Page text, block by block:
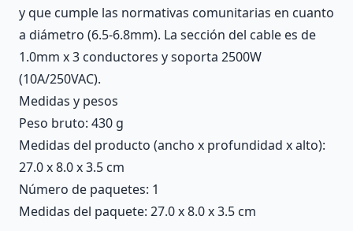
y que cumple las normativas comunitarias en cuanto
a diámetro (6.5-6.8mm). La sección del cable es de
1.0mm x 3 conductores y soporta 2500W
(10A/250VAC).
Medidas y pesos
Peso bruto: 430 g
Medidas del producto (ancho x profundidad x alto):
27.0 x 8.0 x 3.5 cm
Número de paquetes: 1
Medidas del paquete: 27.0 x 8.0 x 3.5 cm